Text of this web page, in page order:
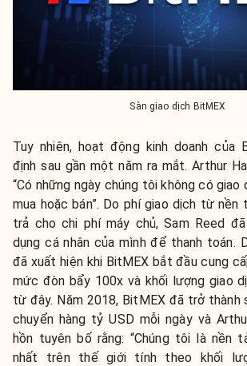
Sàn giao dịch BitMEX
Tuy nhiên, hoạt động kinh doanh của
định sau gần một năm ra mắt. Arthur
“Có những ngày chúng tôi không có giao
mua hoặc bán”. Do phí giao dịch từ nền
trả cho chi phí máy chủ, Sam Reed
dụng cá nhân của mình để thanh toán.
đã xuất hiện khi BitMEX bắt đầu cung
mức đòn bẩy 100x và khối lượng giao
từ đây. Năm 2018, BitMEX đã trở thành
chuyển hàng tỷ USD mỗi ngày và
hồn tuyên bố rằng: “Chúng tôi là nền
nhất trên thế giới tính theo khối